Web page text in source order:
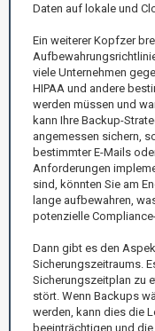
Daten auf lokale und
Ein weiterer Kopfzer
viele Unternehmen
HIPAA und andere
werden müssen und
kann Ihre Backup-
angemessen sichern,
bestimmter E-Mails
Anforderungen
sind, könnten Sie am
lange aufbewahren,
potenzielle
Dann gibt es den
Sicherungszeitraums.
Sicherungszeitplan zu
stört. Wenn Backups
werden, kann dies die
beeinträchtigen und